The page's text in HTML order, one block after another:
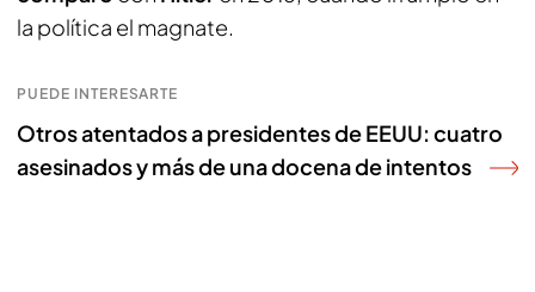
la política el magnate.
PUEDE INTERESARTE
Otros atentados a presidentes de EEUU: cuatro
asesinados y más de una docena de intentos